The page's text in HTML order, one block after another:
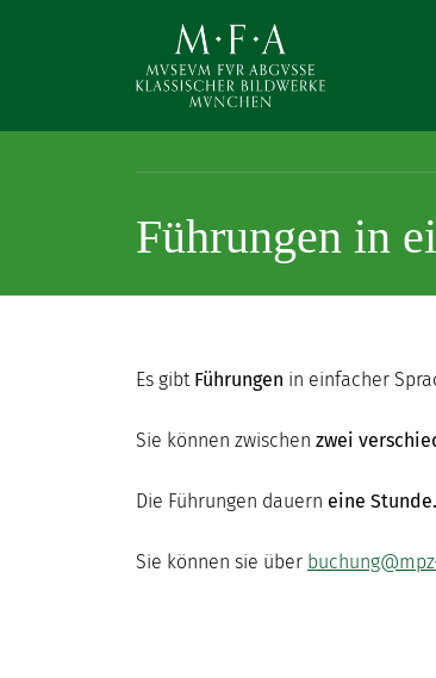
SUCHE
Führungen in
Es gibt Führungen in einfacher
Sie können zwischen zwei
Die Führungen dauern eine Stunde.
Sie können sie über